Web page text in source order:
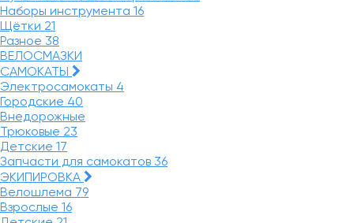
Наборы инструмента 16
Щётки 21
Разное 38
ВЕЛОСМАЗКИ
САМОКАТЫ
Электросамокаты 4
Городские 40
Внедорожные
Трюковые 23
Детские 17
Запчасти для самокатов 36
ЭКИПИРОВКА
Велошлема 79
Взрослые 16